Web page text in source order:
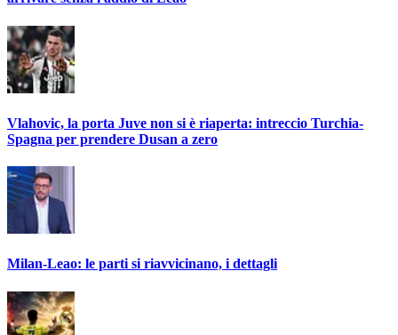
Vlahovic, la porta Juve non si è riaperta: intreccio Turchia-
Spagna per prendere Dusan a zero
Milan-Leao: le parti si riavvicinano, i dettagli